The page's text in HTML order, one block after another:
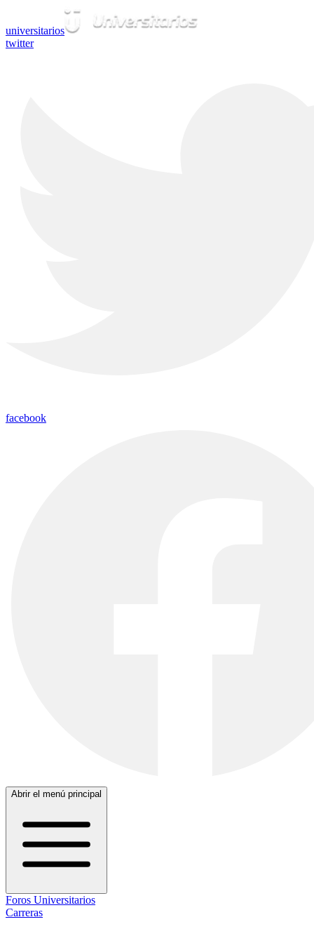
universitarios
twitter
facebook
Abrir el menú principal
Foros Universitarios
Carreras